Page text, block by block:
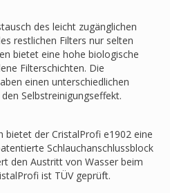
des leicht zugänglichen
restlichen Filters nur selten
bietet eine hohe biologische
Filterschichten. Die
einen unterschiedlichen
Selbstreinigungseffekt.
bietet der CristalProfi e1902 eine
Schlauchanschlussblock
den Austritt von Wasser beim
ist TÜV geprüft.